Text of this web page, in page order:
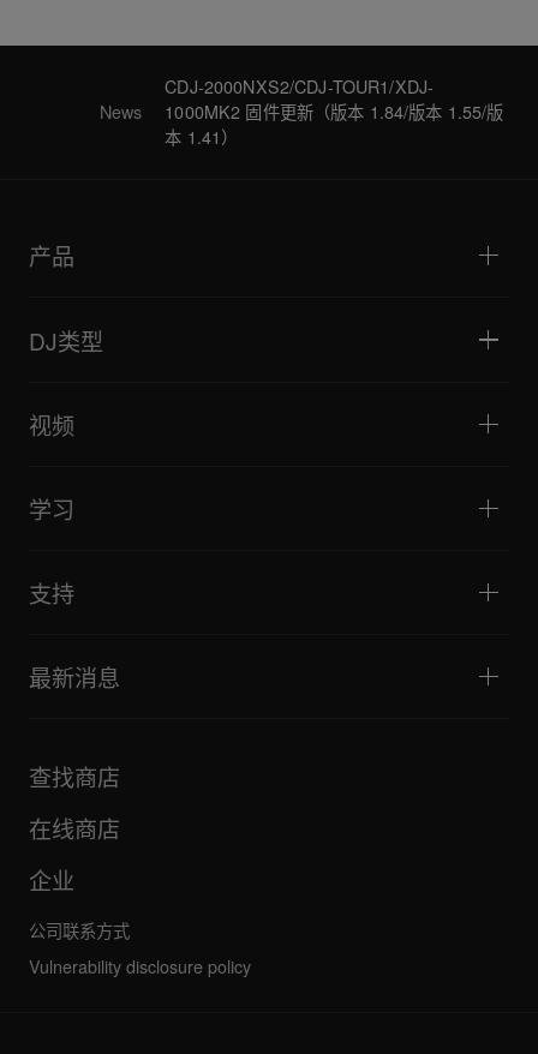
News
CDJ-2000NXS2/CDJ-TOUR1/XDJ-
1000MK2 固件更新（版本 1.84/版本 1.55/版
本 1.41）
产品
DJ混音器
一体化DJ系统
DJ采样器
DJ效果器
监听扬声器
便携式DJ扬声器
DJ类型
直播
酒吧与小型场地
唱盘主义与对决
音乐制作
视频
教程
技巧和窍门
文化
纪录片
学习
推荐给 Hip Hop DJ 的设备
Bridge Blog Tips
支持
探索 Support Gateway
下载（固件、驱动程序等）
FAQ
社区论坛
维护、维修、保修
最新消息
公司
其他
全部新闻
查找商店
在线商店
企业
公司联系方式
Vulnerability disclosure policy